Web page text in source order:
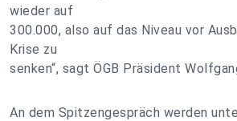
wieder auf
300.000, also auf das Niveau vor
Krise zu
senken“, sagt ÖGB Präsident
An dem Spitzengespräch werden